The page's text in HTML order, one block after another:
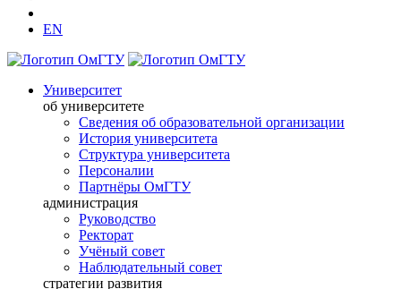
EN
Университет
об университете
Сведения об образовательной организации
История университета
Структура университета
Персоналии
Партнёры ОмГТУ
администрация
Руководство
Ректорат
Учёный совет
Наблюдательный совет
стратегии развития